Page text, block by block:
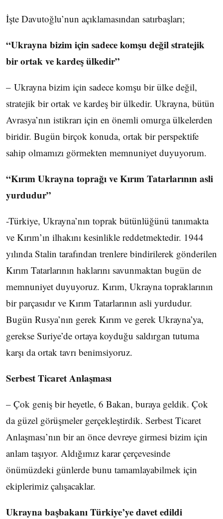
İşte Davutoğlu’nun açıklamasından satırbaşları;
“Ukrayna bizim için sadece komşu değil stratejik
bir ortak ve kardeş ülkedir”
– Ukrayna bizim için sadece komşu bir ülke değil,
stratejik bir ortak ve kardeş bir ülkedir. Ukrayna, bütün
Avrasya’nın istikrarı için en önemli omurga ülkelerden
biridir. Bugün birçok konuda, ortak bir perspektife
sahip olmamızı görmekten memnuniyet duyuyorum.
“Kırım Ukrayna toprağı ve Kırım Tatarlarının asli
yurdudur”
-Türkiye, Ukrayna’nın toprak bütünlüğünü tanımakta
ve Kırım’ın ilhakını kesinlikle reddetmektedir. 1944
yılında Stalin tarafından trenlere bindirilerek gönderilen
Kırım Tatarlarının haklarını savunmaktan bugün de
memnuniyet duyuyoruz. Kırım, Ukrayna topraklarının
bir parçasıdır ve Kırım Tatarlarının asli yurdudur.
Bugün Rusya’nın gerek Kırım ve gerek Ukrayna’ya,
gerekse Suriye’de ortaya koyduğu saldırgan tutuma
karşı da ortak tavrı benimsiyoruz.
Serbest Ticaret Anlaşması
– Çok geniş bir heyetle, 6 Bakan, buraya geldik. Çok
da güzel görüşmeler gerçekleştirdik. Serbest Ticaret
Anlaşması’nın bir an önce devreye girmesi bizim için
anlam taşıyor. Aldığımız karar çerçevesinde
önümüzdeki günlerde bunu tamamlayabilmek için
ekiplerimiz çalışacaklar.
Ukrayna başbakanı Türkiye’ye davet edildi